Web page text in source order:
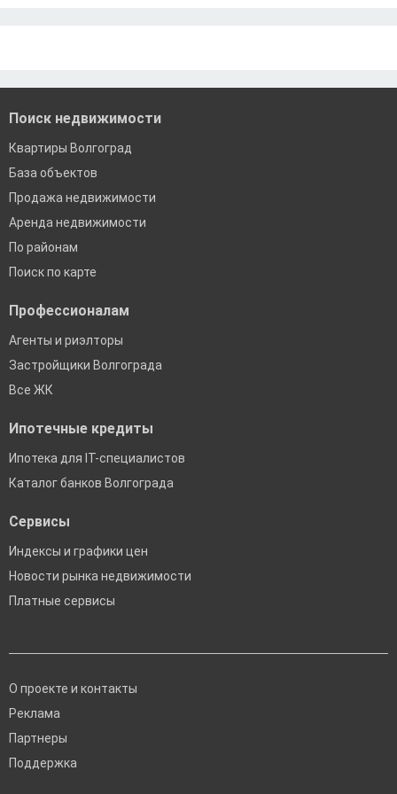
Поиск недвижимости
Квартиры Волгоград
База объектов
Продажа недвижимости
Аренда недвижимости
По районам
Поиск по карте
Профессионалам
Агенты и риэлторы
Застройщики Волгограда
Все ЖК
Ипотечные кредиты
Ипотека для IT-специалистов
Каталог банков Волгограда
Сервисы
Индексы и графики цен
Новости рынка недвижимости
Платные сервисы
О проекте и контакты
Реклама
Партнеры
Поддержка